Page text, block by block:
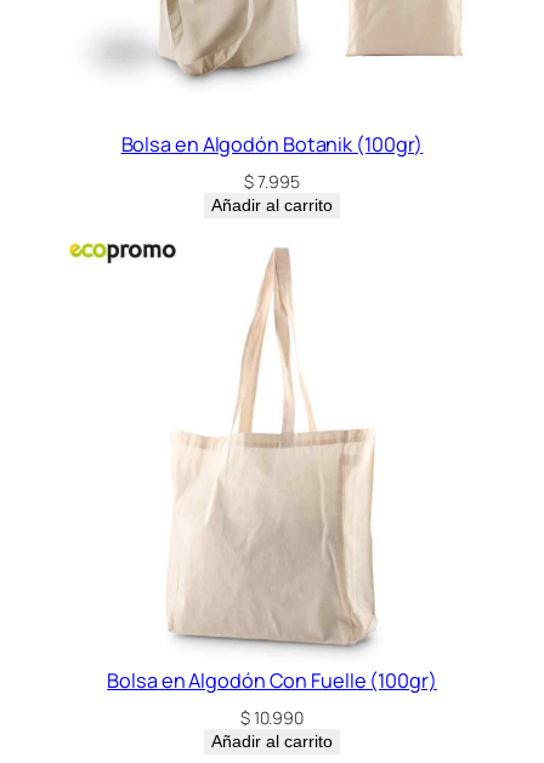
Bolsa en Algodón Botanik (100gr)
$7.995
Añadir al carrito
Bolsa en Algodón Con Fuelle (100gr)
$10.990
Añadir al carrito